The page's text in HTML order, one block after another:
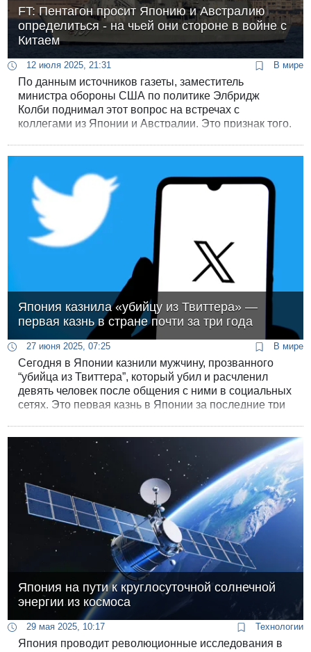
FT: Пентагон просит Японию и Австралию
определиться - на чьей они стороне в войне с
Китаем
12 июля 2025, 21:31 В мире
По данным источников газеты, заместитель
министра обороны США по политике Элбридж
Колби поднимал этот вопрос на встречах с
коллегами из Японии и Австралии. Это признак того,
Япония казнила «убийцу из Твиттера» —
первая казнь в стране почти за три года
27 июня 2025, 07:25 В мире
Сегодня в Японии казнили мужчину, прозванного
“убийца из Твиттера”, который убил и расчленил
девять человек после общения с ними в социальных
сетях. Это первая казнь в Японии за последние три
Япония на пути к круглосуточной солнечной
энергии из космоса
29 мая 2025, 10:17 Технологии
Япония проводит революционные исследования в